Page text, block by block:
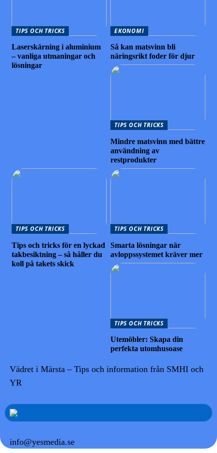
TIPS OCH TRICKS
Laserskärning i aluminium
– vanliga utmaningar och
lösningar
EKONOMI
Så kan matsvinn bli
näringsrikt foder för djur
TIPS OCH TRICKS
Mindre matsvinn med bättre
användning av
restprodukter
TIPS OCH TRICKS
Tips och tricks för en lyckad
takbesiktning – så håller du
koll på takets skick
TIPS OCH TRICKS
Smarta lösningar när
avloppssystemet kräver mer
TIPS OCH TRICKS
Utemöbler: Skapa din
perfekta utomhusoase
Vädret i Märsta – Tips och information från SMHI och
YR
info@yesmedia.se